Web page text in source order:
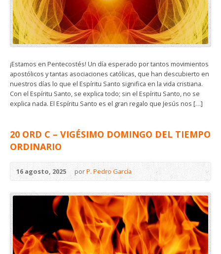
¡Estamos en Pentecostés! Un día esperado por tantos movimientos
apostólicos y tantas asociaciones católicas, que han descubierto en
nuestros días lo que el Espíritu Santo significa en la vida cristiana.
Con el Espíritu Santo, se explica todo; sin el Espíritu Santo, no se
explica nada. El Espíritu Santo es el gran regalo que Jesús nos […]
20 ORD C – VIGÉSIMO DOMINGO DEL TIEMPO
ORDINARIO
16 agosto, 2025 porP. Pedro García